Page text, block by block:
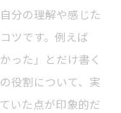
分の理解や感じた
ツです。例えば
った」とだけ書く
役割について、実
いた点が印象的だ